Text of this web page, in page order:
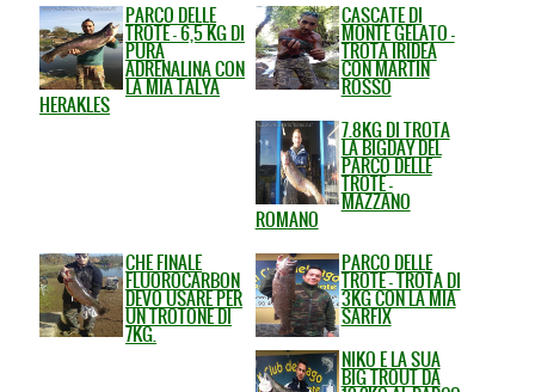
PARCO DELLE
TROTE - 6,5 KG DI
PURA
ADRENALINA CON
LA MIA TALYA
HERAKLES
CASCATE DI
MONTE GELATO -
TROTA IRIDEA
CON MARTIN
ROSSO
7.8KG DI TROTA
LA BIGDAY DEL
PARCO DELLE
TROTE -
MAZZANO
ROMANO
CHE FINALE
FLUOROCARBON
DEVO USARE PER
UN TROTONE DI
7KG.
PARCO DELLE
TROTE - TROTA DI
3KG CON LA MIA
SARFIX
NIKO E LA SUA
BIG TROUT DA